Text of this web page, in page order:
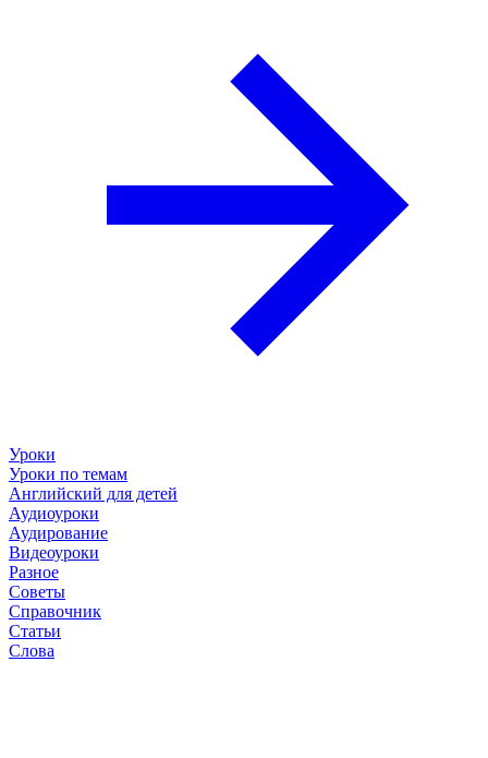
Уроки
Уроки по темам
Английский для детей
Аудиоуроки
Аудирование
Видеоуроки
Разное
Советы
Справочник
Статьи
Слова